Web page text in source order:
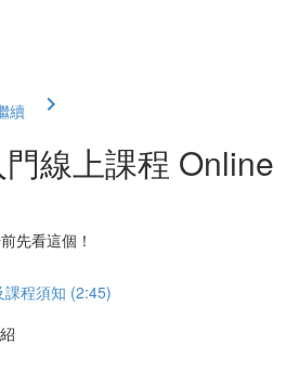
續
線上課程 Online
先看這個！
課程須知 (2:45)